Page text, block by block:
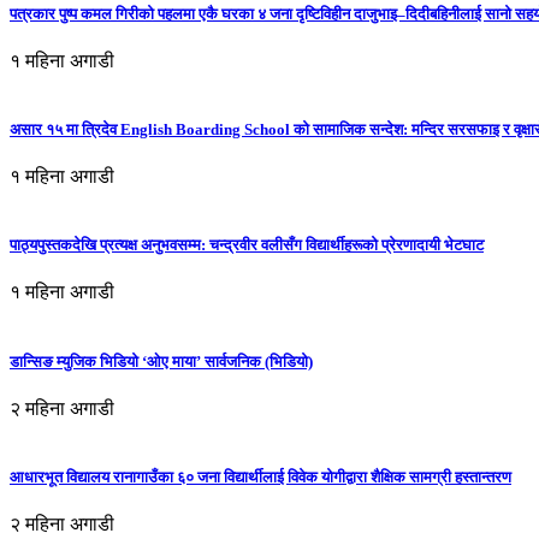
पत्रकार पुष्प कमल गिरीको पहलमा एकै घरका ४ जना दृष्टिविहीन दाजुभाइ–दिदीबहिनीलाई सानो
१ महिना अगाडी
असार १५ मा त्रिदेव English Boarding School को सामाजिक सन्देश: मन्दिर सरसफाइ र
१ महिना अगाडी
पाठ्यपुस्तकदेखि प्रत्यक्ष अनुभवसम्म: चन्द्रवीर वलीसँग विद्यार्थीहरूको प्रेरणादायी भेटघाट
१ महिना अगाडी
डान्सिङ म्युजिक भिडियो ‘ओए माया’ सार्वजनिक (भिडियो)
२ महिना अगाडी
आधारभूत विद्यालय रानागाउँका ६० जना विद्यार्थीलाई विवेक योगीद्वारा शैक्षिक सामग्री हस्तान्तरण
२ महिना अगाडी